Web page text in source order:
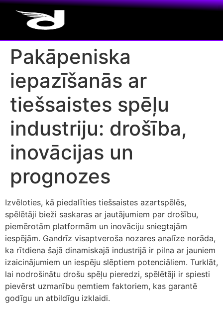
Pakāpeniska
iepazīšanās ar
tiešsaistes spēļu
industriju: drošība,
inovācijas un
prognozes
Izvēloties, kā piedalīties tiešsaistes azartspēlēs,
spēlētāji bieži saskaras ar jautājumiem par drošību,
piemērotām platformām un inovāciju sniegtajām
iespējām. Gandrīz visaptveroša nozares analīze norāda,
ka rītdiena šajā dinamiskajā industrijā ir pilna ar jauniem
izaicinājumiem un iespēju slēptiem potenciāliem. Turklāt,
lai nodrošinātu drošu spēļu pieredzi, spēlētāji ir spiesti
pievērst uzmanību ņemtiem faktoriem, kas garantē
godīgu un atbildīgu izklaidi.